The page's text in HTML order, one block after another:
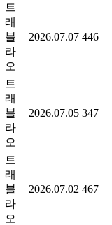
트
래
블
라
오
2026.07.07 446
트
래
블
라
오
2026.07.05 347
트
래
블
라
오
2026.07.02 467